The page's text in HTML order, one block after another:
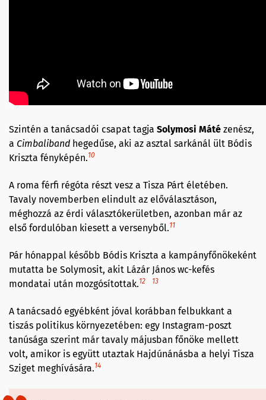
Szintén a tanácsadói csapat tagja Solymosi Máté zenész,
a Cimbaliband hegedűse, aki az asztal sarkánál ült Bódis
Kriszta fényképén.10
A roma férfi régóta részt vesz a Tisza Párt életében.
Tavaly novemberben elindult az előválasztáson,
méghozzá az érdi választókerületben, azonban már az
első fordulóban kiesett a versenyből.11
Pár hónappal később Bódis Kriszta a kampányfőnökeként
mutatta be Solymosit, akit Lázár János wc-kefés
mondatai után mozgósítottak.12 13
A tanácsadó egyébként jóval korábban felbukkant a
tiszás politikus környezetében: egy Instagram-poszt
tanúsága szerint már tavaly májusban főnöke mellett
volt, amikor is együtt utaztak Hajdúnánásba a helyi Tisza
Sziget meghívására.14